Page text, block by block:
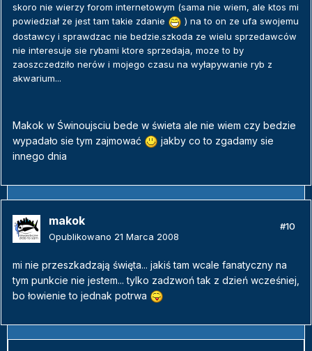
skoro nie wierzy forom internetowym (sama nie wiem, ale ktos mi
powiedział ze jest tam takie zdanie
) na to on ze ufa swojemu
dostawcy i sprawdzac nie bedzie.szkoda ze wielu sprzedawców
nie interesuje sie rybami ktore sprzedaja, moze to by
zaoszczedziło nerów i mojego czasu na wyłapywanie ryb z
akwarium...
Makok w Świnoujsciu bede w świeta ale nie wiem czy bedzie
wypadało sie tym zajmować
jakby co to zgadamy sie
innego dnia
makok
Opublikowano 21 Marca 2008
#10
mi nie przeszkadzają święta... jakiś tam wcale fanatyczny na
tym punkcie nie jestem... tylko zadzwoń tak z dzień wcześniej,
bo łowienie to jednak potrwa